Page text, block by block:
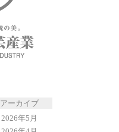
アーカイブ
2026年5月